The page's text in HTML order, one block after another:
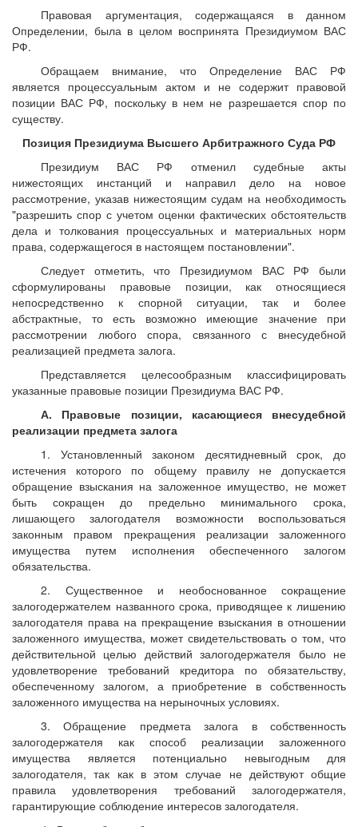
Правовая аргументация, содержащаяся в данном
Определении, была в целом воспринята Президиумом ВАС
РФ.
Обращаем внимание, что Определение ВАС РФ
является процессуальным актом и не содержит правовой
позиции ВАС РФ, поскольку в нем не разрешается спор по
существу.
Позиция Президиума Высшего Арбитражного Суда РФ
Президиум ВАС РФ отменил судебные акты
нижестоящих инстанций и направил дело на новое
рассмотрение, указав нижестоящим судам на необходимость
"разрешить спор с учетом оценки фактических обстоятельств
дела и толкования процессуальных и материальных норм
права, содержащегося в настоящем постановлении".
Следует отметить, что Президиумом ВАС РФ были
сформулированы правовые позиции, как относящиеся
непосредственно к спорной ситуации, так и более
абстрактные, то есть возможно имеющие значение при
рассмотрении любого спора, связанного с внесудебной
реализацией предмета залога.
Представляется целесообразным классифицировать
указанные правовые позиции Президиума ВАС РФ.
А. Правовые позиции, касающиеся внесудебной
реализации предмета залога
1. Установленный законом десятидневный срок, до
истечения которого по общему правилу не допускается
обращение взыскания на заложенное имущество, не может
быть сокращен до предельно минимального срока,
лишающего залогодателя возможности воспользоваться
законным правом прекращения реализации заложенного
имущества путем исполнения обеспеченного залогом
обязательства.
2. Существенное и необоснованное сокращение
залогодержателем названного срока, приводящее к лишению
залогодателя права на прекращение взыскания в отношении
заложенного имущества, может свидетельствовать о том, что
действительной целью действий залогодержателя было не
удовлетворение требований кредитора по обязательству,
обеспеченному залогом, а приобретение в собственность
заложенного имущества на нерыночных условиях.
3. Обращение предмета залога в собственность
залогодержателя как способ реализации заложенного
имущества является потенциально невыгодным для
залогодателя, так как в этом случае не действуют общие
правила удовлетворения требований залогодержателя,
гарантирующие соблюдение интересов залогодателя.